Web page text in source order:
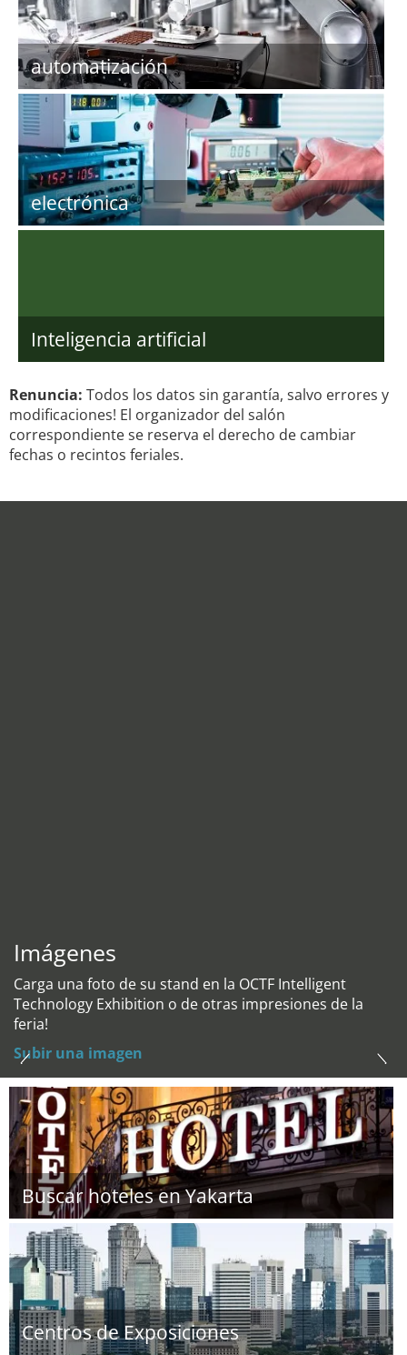
automatización
electrónica
Inteligencia artificial
Renuncia: Todos los datos sin garantía, salvo errores y
modificaciones! El organizador del salón
correspondiente se reserva el derecho de cambiar
fechas o recintos feriales.
Imágenes
Carga una foto de su stand en la OCTF Intelligent
Technology Exhibition o de otras impresiones de la
feria!
Subir una imagen
Buscar hoteles en Yakarta
Centros de Exposiciones